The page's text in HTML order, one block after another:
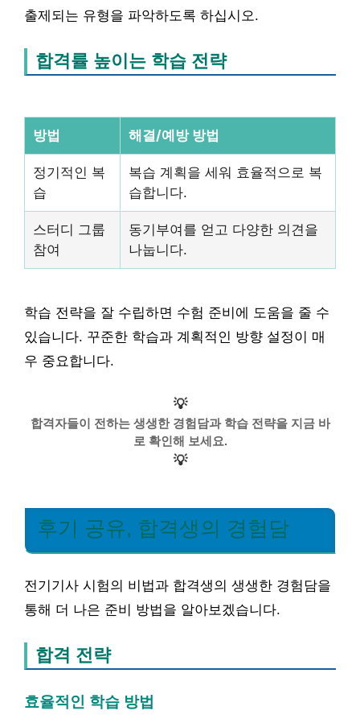
출제되는 유형을 파악하도록 하십시오.
합격률 높이는 학습 전략
방법 해결/예방 방법
정기적인 복
습
복습 계획을 세워 효율적으로 복
습합니다.
스터디 그룹
참여
동기부여를 얻고 다양한 의견을
나눕니다.
학습 전략을 잘 수립하면 수험 준비에 도움을 줄 수
있습니다. 꾸준한 학습과 계획적인 방향 설정이 매
우 중요합니다.
💡
합격자들이 전하는 생생한 경험담과 학습 전략을 지금 바
로 확인해 보세요.
💡
후기 공유, 합격생의 경험담
전기기사 시험의 비법과 합격생의 생생한 경험담을
통해 더 나은 준비 방법을 알아보겠습니다.
합격 전략
효율적인 학습 방법